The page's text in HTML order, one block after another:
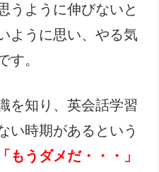
うように伸びないと
ように思い、やる気
す。
を知り、英会話学習
い時期があるという
「もうダメだ・・・」